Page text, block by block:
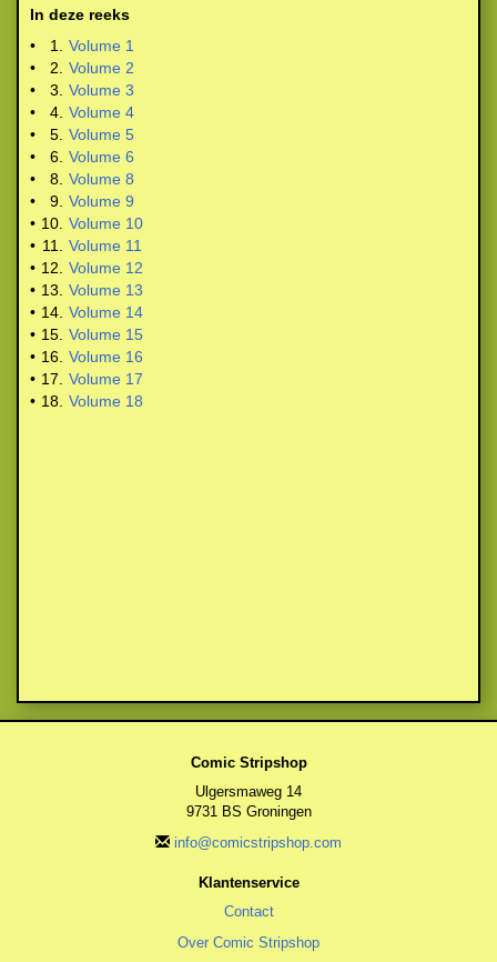
In deze reeks
•
1.
Volume 1
•
2.
Volume 2
•
3.
Volume 3
•
4. Volume 4
•
5. Volume 5
•
6. Volume 6
•
8. Volume 8
•
9. Volume 9
• 10. Volume 10
• 11.
Volume 11
• 12.
Volume 12
• 13.
Volume 13
• 14. Volume 14
• 15. Volume 15
• 16. Volume 16
• 17.
Volume 17
• 18. Volume 18
Comic Stripshop
Ulgersmaweg 14
9731 BS Groningen
info@comicstripshop.com
Klantenservice
Contact
Over Comic Stripshop